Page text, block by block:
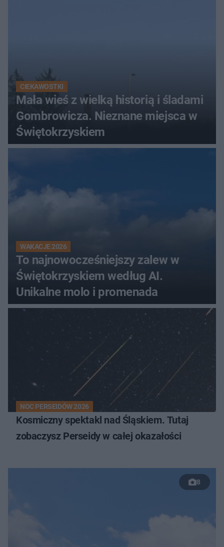
CIEKAWOSTKI
Mała wieś z wielką historią i śladami
Gombrowicza. Nieznane miejsca w
Świętokrzyskiem
WAKACJE 2026
To najnowocześniejszy zalew w
Świętokrzyskiem według AI.
Unikalne molo i promenada
NOC PERSEIDÓW 2026
Kosmiczny spektakl nad Śląskiem. Tutaj
zobaczysz Perseidy w całej okazałości
8